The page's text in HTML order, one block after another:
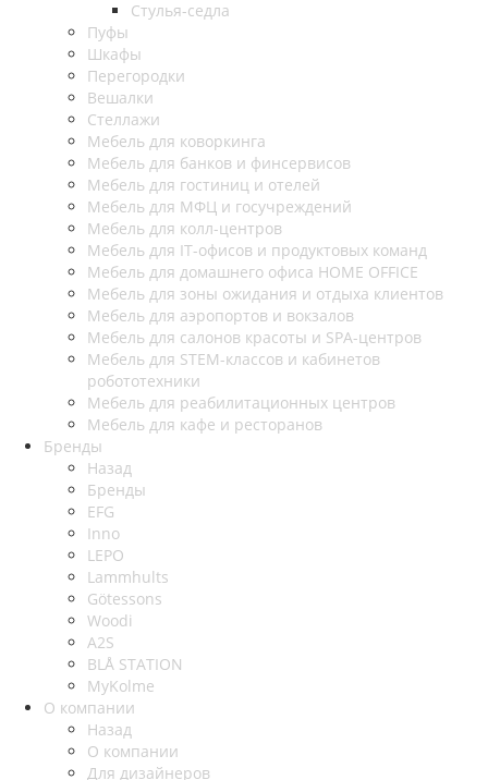
Стулья-седла
Пуфы
Шкафы
Перегородки
Вешалки
Стеллажи
Мебель для коворкинга
Мебель для банков и финсервисов
Мебель для гостиниц и отелей
Мебель для МФЦ и госучреждений
Мебель для колл-центров
Мебель для IT-офисов и продуктовых команд
Мебель для домашнего офиса HOME OFFICE
Мебель для зоны ожидания и отдыха клиентов
Мебель для аэропортов и вокзалов
Мебель для салонов красоты и SPA-центров
Мебель для STEM-классов и кабинетов
робототехники
Мебель для реабилитационных центров
Мебель для кафе и ресторанов
Бренды
Назад
Бренды
EFG
Inno
LEPO
Lammhults
Götessons
Woodi
A2S
BLÅ STATION
MyKolme
О компании
Назад
О компании
Для дизайнеров